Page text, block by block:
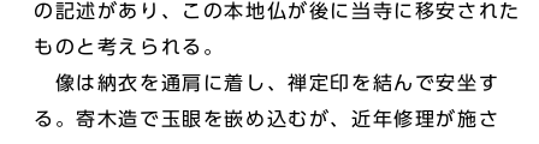
の記述があり、この本地仏が後に当寺に移安された
ものと考えられる。
像は納衣を通肩に着し、禅定印を結んで安坐す
る。寄木造で玉眼を嵌め込むが、近年修理が施さ